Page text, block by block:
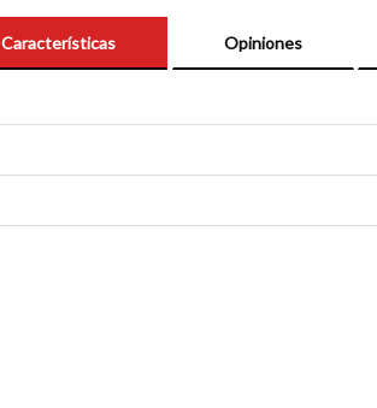
Características Opiniones